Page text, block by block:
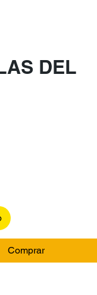
DEL
Comprar